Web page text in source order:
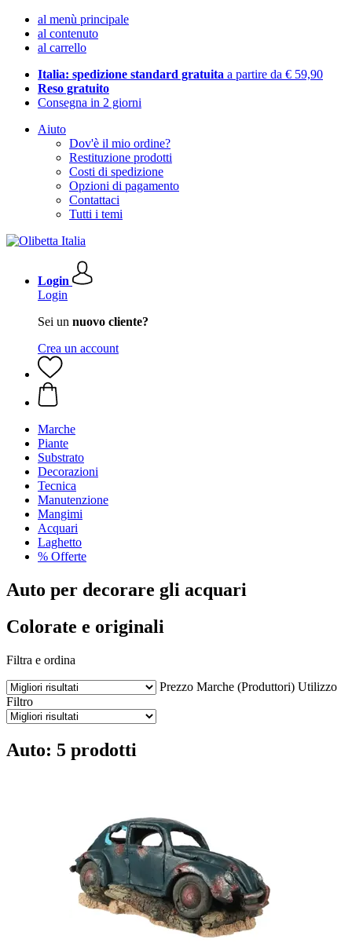
al menù principale
al contenuto
al carrello
Italia: spedizione standard gratuita a partire da € 59,90
Reso gratuito
Consegna in 2 giorni
Aiuto
Dov'è il mio ordine?
Restituzione prodotti
Costi di spedizione
Opzioni di pagamento
Contattaci
Tutti i temi
Login
Login
Sei un nuovo cliente?
Crea un account
Marche
Piante
Substrato
Decorazioni
Tecnica
Manutenzione
Mangimi
Acquari
Laghetto
% Offerte
Auto per decorare gli acquari
Colorate e originali
Filtra e ordina
Prezzo Marche (Produttori) Utilizzo
Filtro
Auto: 5 prodotti